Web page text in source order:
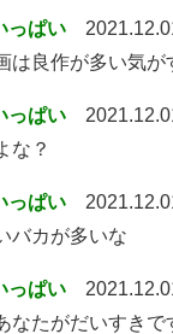
っぱい
は良作が多い気が
っぱい
な？
っぱい
バカが多いな
っぱい
なたがだいすきで